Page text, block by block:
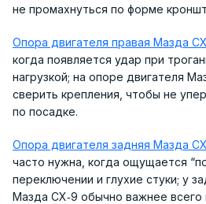
не промахнуться по форме
Опора двигателя правая Мазда
когда появляется удар при
нагрузкой; на опоре двигателя
сверить крепления, чтобы не
по посадке.
Опора двигателя задняя Мазда
часто нужна, когда ощущается
переключении и глухие стуки; у
Мазда CX‑9 обычно важнее всего